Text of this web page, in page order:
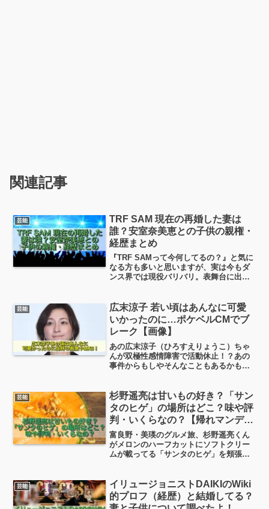
関連記事
芸能
TRF SAM 現在の再婚した妻は
誰？安室奈美恵との子供の親権・
経歴まとめ
『TRF SAMって今何してるの？』と気に
なる方も多いと思いますが、実は今もダ
ンス界では現役バリバリ。表舞台に出る
ナル”として活動を続けています。そんな
SAMさんの現在・再婚・嫁は誰？につい
て見ていこうと思います！
芸能
広末涼子 若い頃はあんなに可愛
いかったのに…ポケベルCMでブ
レーク【画像】
あの広末涼子（ひろすえりょうこ）ちゃ
んが双極性感情障害で活動休止！？あの
事件からもしやそんなこともあるかも？
しては、こんなニュースではなく昔の可
愛かった若い頃の画像や動画をもう一度
見ておきたい！と願うのではないでしょ
うか！？
芸能
杉野遥亮は甘いもの好き？「サン
タのヒゲ」の場所はどこ？味や評
判・いくらなの？【帰れマンデ
ー】
富良野・美瑛のグルメ旅、杉野遥亮くん
がメロンのハーフカットにソフトクリー
ムが載ってる「サンタのヒゲ」を頬張る
ヒゲ」はどこ？いくら？評判は？という
あたりを調べてみました！
芸能
イリュージョニストDAIKIのWiki
的プロフ（経歴）と結婚してる？